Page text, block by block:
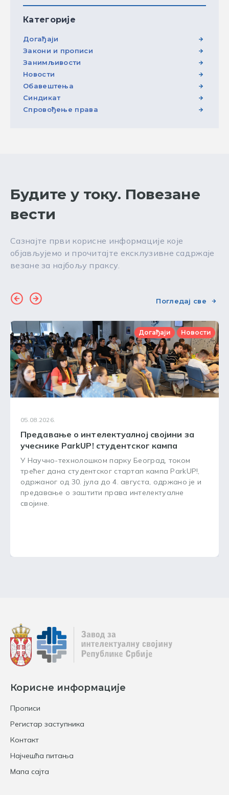
Категорије
Догађаји
Закони и прописи
Занимљивости
Новости
Обавештења
Синдикат
Спровођење права
Будите у току. Повезане
вести
Сазнајте први корисне информације које
објављујемо и прочитајте ексклузивне садржаје
везане за најбољу праксу.
Погледај све
Догађаји Новости
05.08.2026.
Предавање о интелектуалној својини за
учеснике ParkUP! студентског кампа
У Научно-технолошком парку Београд, током
трећег дана студентског стартап кампа ParkUP!,
одржаног од 30. јула до 4. августа, одржано је и
предавање о заштити права интелектуалне
својине.
Корисне информације
Прописи
Регистар заступника
Контакт
Најчешћа питања
Мапа сајта